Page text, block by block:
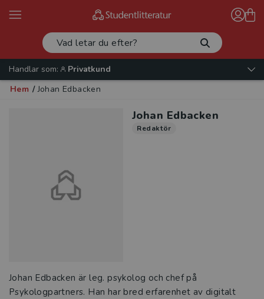
Handlar som:
Privatkund
Hem / Johan Edbacken
Johan Edbacken
Redaktör
Johan Edbacken är leg. psykolog och chef på
Psykologpartners. Han har bred erfarenhet av digitalt